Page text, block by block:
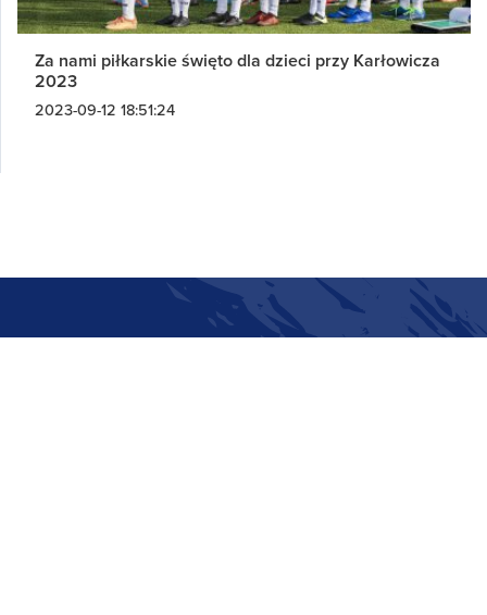
Za nami piłkarskie święto dla dzieci przy Karłowicza
2023
2023-09-12 18:51:24